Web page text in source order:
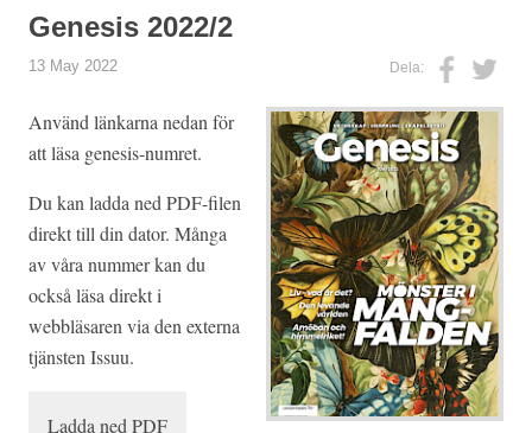
Genesis 2022/2
Dela:
13 May 2022
Använd länkarna nedan för
att läsa genesis-numret.
Du kan ladda ned PDF-filen
direkt till din dator. Många
av våra nummer kan du
också läsa direkt i
webbläsaren via den externa
tjänsten Issuu.
Ladda ned PDF